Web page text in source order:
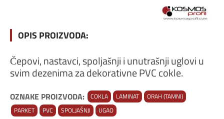
OPIS PROIZVODA:
Čepovi, nastavci, spoljašnji i unutrašnji uglovi u
svim dezenima za dekorativne PVC cokle.
OZNAKE PROIZVODA: COKLA LAMINAT
ORAH (TAMNI)
PARKET
PVC SPOLJAŠNJI UGAO